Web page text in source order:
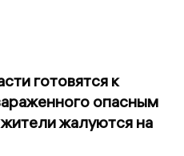
готовятся к
опасным
жалуются на